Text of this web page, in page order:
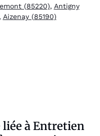
(85220), Antigny
, Aizenay (85190)
à Entretien